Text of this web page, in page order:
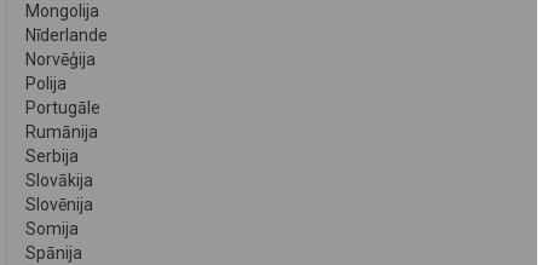
Mongolija
Nīderlande
Norvēģija
Polija
Portugāle
Rumānija
Serbija
Slovākija
Slovēnija
Somija
Spānija